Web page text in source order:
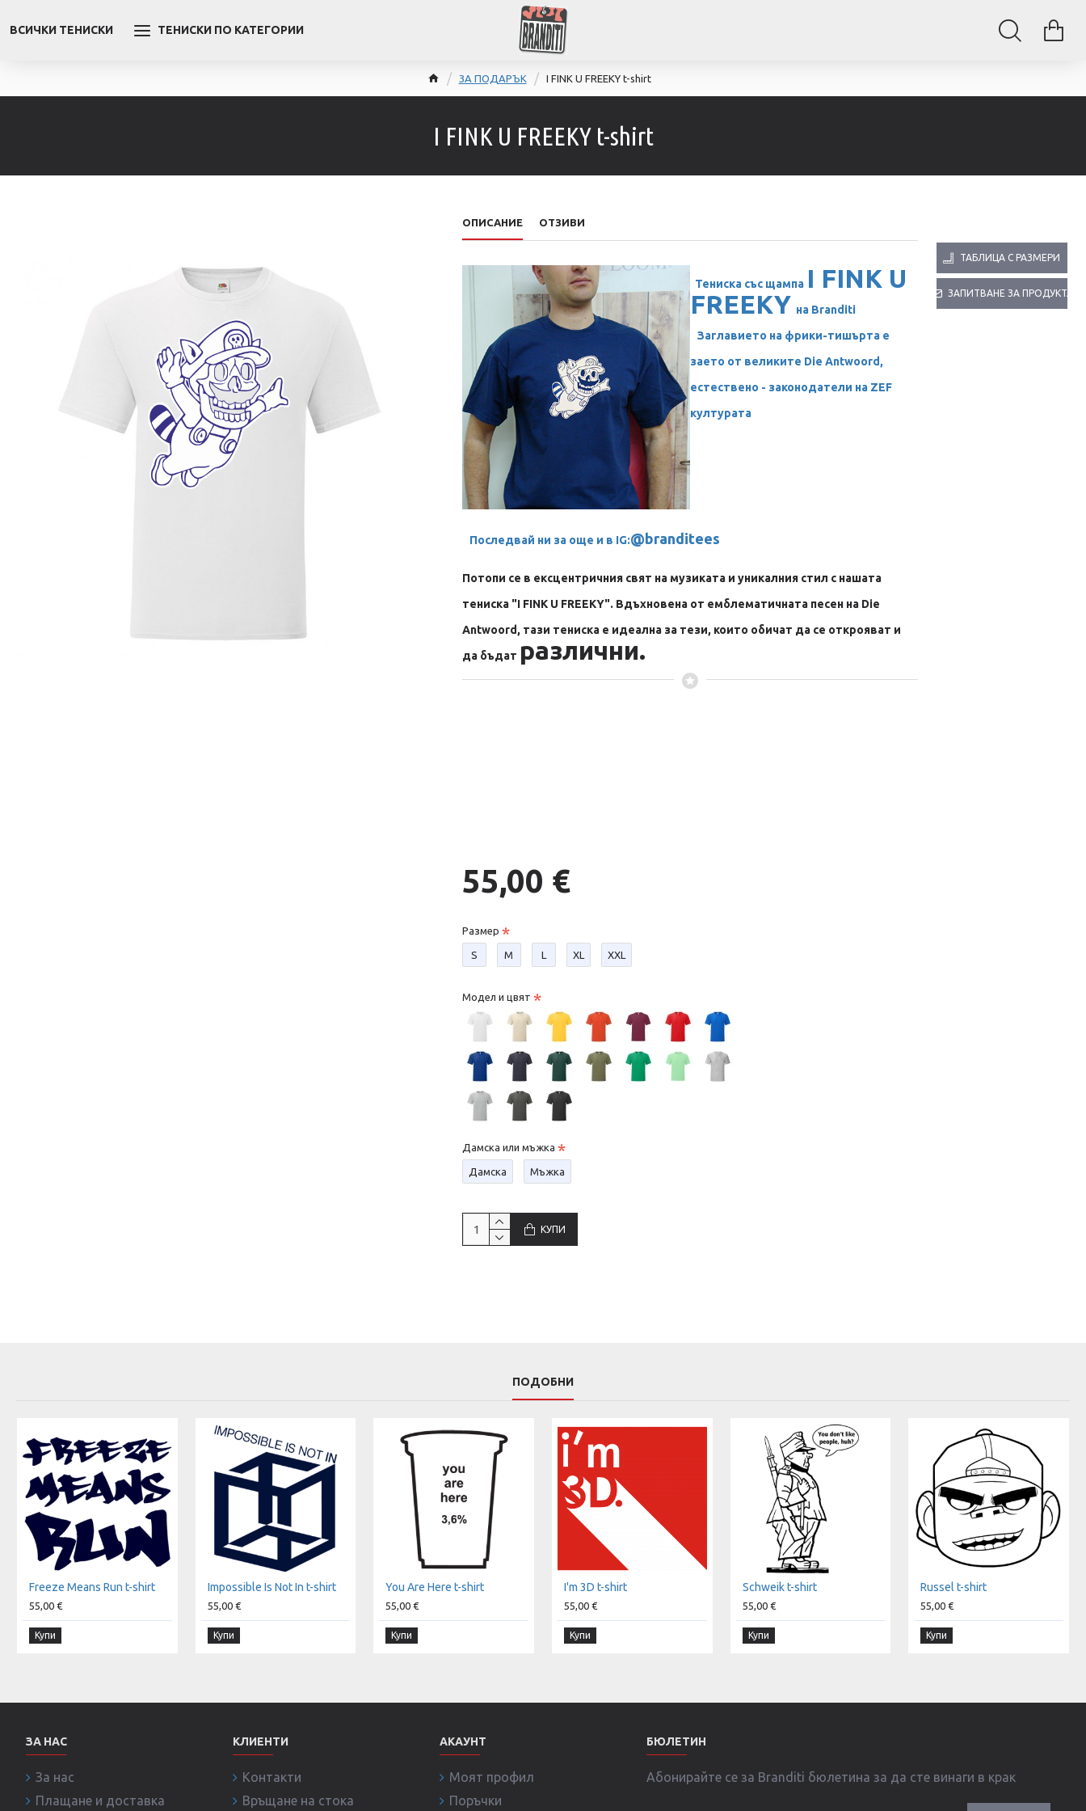
ВСИЧКИ ТЕНИСКИ ТЕНИСКИ ПО КАТЕГОРИИ
ЗА ПОДАРЪК I FINK U FREEKY t-shirt
I FINK U FREEKY t-shirt
ОПИСАНИЕ ОТЗИВИ
Тениска със щампа I FINK U
FREEKY на Branditi
Заглавието на фрики-тишърта е
заето от великите Die Antwoord,
естествено - законодатели на ZEF
културата
Последвай ни за още и в IG:@branditees
Потопи се в ексцентричния свят на музиката и уникалния стил с нашата
тениска "I FINK U FREEKY". Вдъхновена от емблематичната песен на Die
Antwoord, тази тениска е идеална за тези, които обичат да се открояват и
да бъдат различни.
ТАБЛИЦА С РАЗМЕРИ
ЗАПИТВАНЕ ЗА ПРОДУКТА
55,00 €
Размер
S М L XL XXL
Модел и цвят
Дамска или мъжка
Дамска Мъжка
КУПИ
ПОДОБНИ
Freeze Means Run t-shirt
55,00 €
Купи
Impossible Is Not In t-shirt
55,00 €
Купи
You Are Here t-shirt
55,00 €
Купи
I'm 3D t-shirt
55,00 €
Купи
Schweik t-shirt
55,00 €
Купи
Russel t-shirt
55,00 €
Купи
ЗА НАС
За нас
Плащане и доставка
КЛИЕНТИ
Контакти
Връщане на стока
АКАУНТ
Моят профил
Поръчки
БЮЛЕТИН
Абонирайте се за Branditi бюлетина за да сте винаги в крак